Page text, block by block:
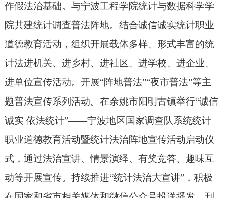
作假法治基础。与宁波工程学院统计与数据科学学
院共建统计调查普法阵地。结合诚信诚实统计职业
道德教育活动，组织开展载体多样、形式丰富的统
计法进机关、进乡村、进社区、进学校、进企业、
进单位宣传活动。 开展“阵地普法”“夜市普法”等主
题普法宣传系列活动。在余姚市阳明古镇举行“诚信
诚实 依法统计”——宁波地区国家调查队系统统计
职业道德教育活动暨统计法治阵地宣传活动启动仪
式，通过法治宣讲、情景演绎、有奖竞答、趣味互
动等开展宣传。 持续推进“统计法治大宣讲”，积极